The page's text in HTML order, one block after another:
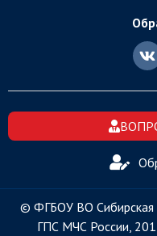
© ФГБОУ ВО Сибирская
ГПС МЧС России,